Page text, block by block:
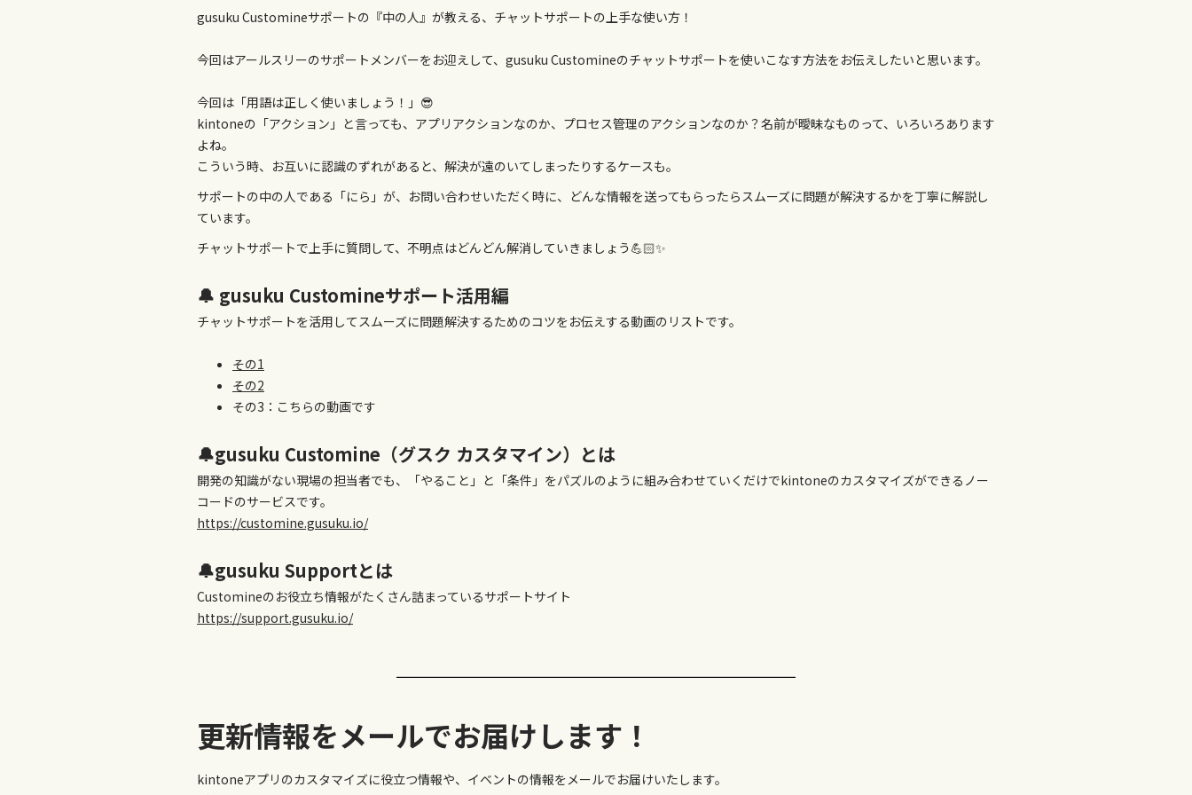
gusuku Customineサポートの『中の人』が教える、チャットサポートの上手な使い方！
今回はアールスリーのサポートメンバーをお迎えして、gusuku Customineのチャットサポートを使いこなす方法をお伝えしたいと思います。
今回は「用語は正しく使いましょう！」😎
kintoneの「アクション」と言っても、アプリアクションなのか、プロセス管理のアクションなのか？名前が曖昧なものって、いろいろあります
よね。
こういう時、お互いに認識のずれがあると、解決が遠のいてしまったりするケースも。
サポートの中の人である「にら」が、お問い合わせいただく時に、どんな情報を送ってもらったらスムーズに問題が解決するかを丁寧に解説し
ています。
チャットサポートで上手に質問して、不明点はどんどん解消していきましょう💪🏻✨
🔔 gusuku Customineサポート活用編
チャットサポートを活用してスムーズに問題解決するためのコツをお伝えする動画のリストです。
その1
その2
その3：こちらの動画です
🔔gusuku Customine（グスク カスタマイン）とは
開発の知識がない現場の担当者でも、「やること」と「条件」をパズルのように組み合わせていくだけでkintoneのカスタマイズができるノー
コードのサービスです。
https://customine.gusuku.io/
🔔gusuku Supportとは
Customineのお役立ち情報がたくさん詰まっているサポートサイト
https://support.gusuku.io/
更新情報をメールでお届けします！
kintoneアプリのカスタマイズに役立つ情報や、イベントの情報をメールでお届けいたします。